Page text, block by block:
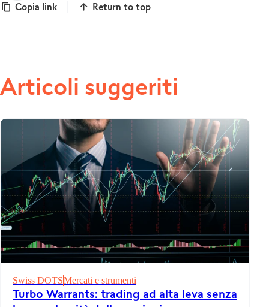
Copia link Return to top
Articoli suggeriti
Swiss DOTSMercati e strumenti
Turbo Warrants: trading ad alta leva senza